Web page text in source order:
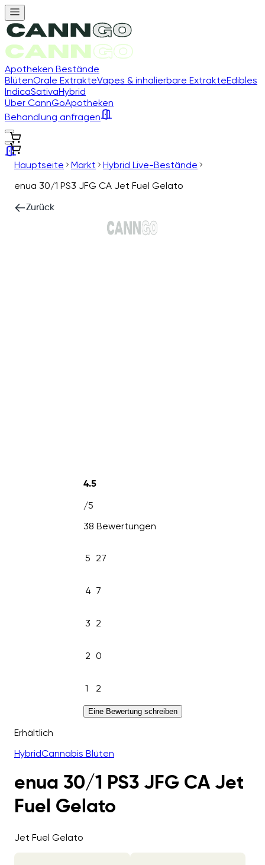
Apotheken Bestände
BlütenOrale ExtrakteVapes & inhalierbare ExtrakteEdibles
IndicaSativaHybrid
Über CannGoApotheken
Behandlung anfragen
Hauptseite Markt
Hybrid Live-Bestände
enua 30/1 PS3 JFG CA Jet Fuel Gelato
Zurück
4.5
/5
38 Bewertungen
5 27
4 7
3 2
2 0
1 2
Eine Bewertung schreiben
Erhältlich
HybridCannabis Blüten
enua 30/1 PS3 JFG CA Jet
Fuel Gelato
Jet Fuel Gelato